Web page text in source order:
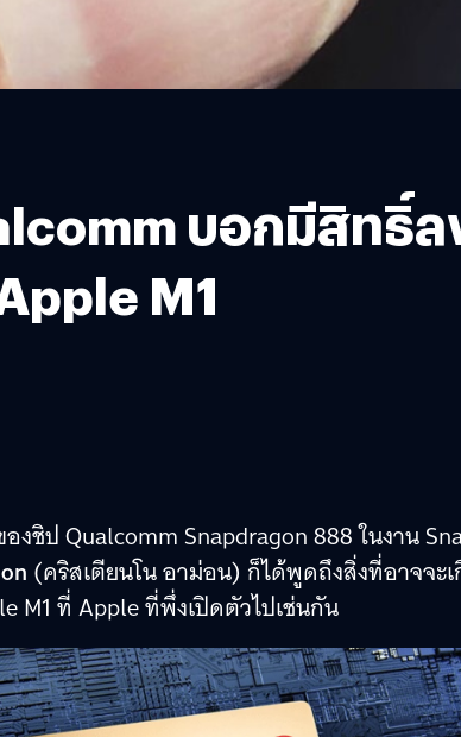
บอกมีสิทธิ์
M1
งชิป Qualcomm Snapdragon 888 ในงาน
(คริสเตียนโน อาม่อน) ก็ได้พูดถึงสิ่งที่อาจจะ
M1 ที่ Apple ที่พึ่งเปิดตัวไปเช่นกัน